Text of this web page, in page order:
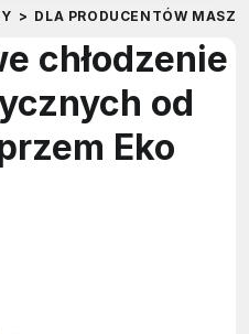
> DLA PRODUCENTÓW
chłodzenie
od
Eko